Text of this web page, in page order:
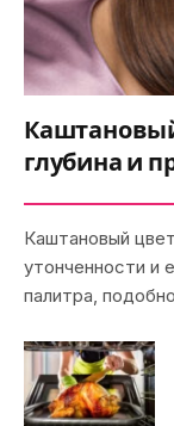
глубина и
Каштановый
утонченности и
палитра,